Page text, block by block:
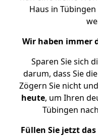
Haus in
Wir haben immer
Sparen Sie sich
darum, dass Sie
Zögern Sie nicht und
heute, um Ihren
Tübingen
Füllen Sie jetzt